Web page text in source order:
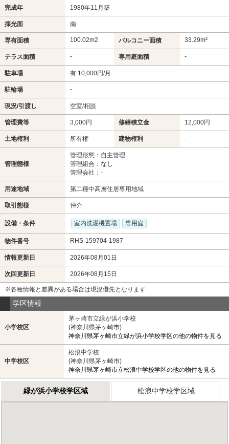
完成年 1980年11月築
採光面 南
専有面積 100.02m2 バルコニー面積 33.29m²
テラス面積 - 専用庭面積 -
駐車場 有:10,000円/月
駐輪場 -
現況/引渡し 空室/相談
管理費等 3,000円 修繕積立金 12,000円
土地権利 所有権 建物権利 -
管理態様
管理形態：自主管理
管理組合：なし
管理会社：-
用途地域 第二種中高層住居専用地域
取引態様 仲介
設備・条件 室内洗濯機置場 専用庭
物件番号 RHS-159704-1987
情報更新日 2026年08月01日
次回更新日 2026年08月15日
※各種情報と差異がある場合は現況優先となります
学区情報
小学校区
茅ヶ崎市立緑が浜小学校
(神奈川県茅ヶ崎市)
神奈川県茅ヶ崎市立緑が浜小学校学区の他の物件を見る
中学校区
松浪中学校
(神奈川県茅ヶ崎市)
神奈川県茅ヶ崎市立松浪中学校学区の他の物件を見る
緑が浜小学校学区域 松浪中学校学区域